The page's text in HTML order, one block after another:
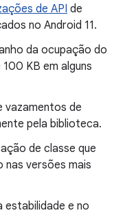
de API de
no Android 11.
da ocupação do
KB em alguns
vazamentos de
pela biblioteca.
de classe que
versões mais
estabilidade e no